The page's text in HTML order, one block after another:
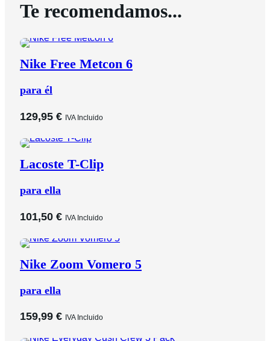
Te recomendamos...
Nike Free Metcon 6
para él
129,95 € IVA Incluido
Lacoste T-Clip
para ella
101,50 € IVA Incluido
Nike Zoom Vomero 5
para ella
159,99 € IVA Incluido